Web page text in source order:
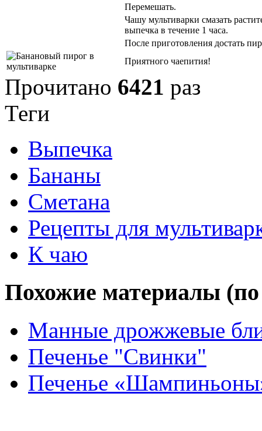
Перемешать.
Чашу мультиварки смазать
выпечка в течение 1 часа.
После приготовления достать
Приятного чаепития!
Прочитано 6421 раз
Теги
Выпечка
Бананы
Сметана
Рецепты для
К чаю
Похожие материалы (по
Манные дрожжевые
Печенье "Свинки"
Печенье